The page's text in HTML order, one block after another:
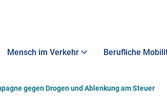
Mensch im Verkehr Berufliche
gegen Drogen und Ablenkung am Steuer